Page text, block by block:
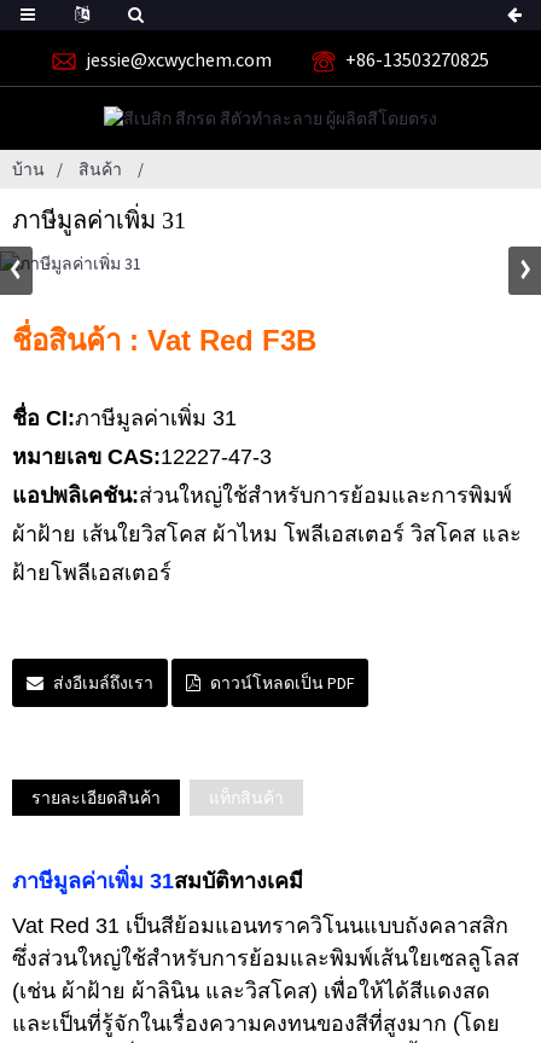
jessie@xcwychem.com +86-13503270825
บ้าน สินค้า
ภาษีมูลค่าเพิ่ม 31
ชื่อสินค้า : Vat Red F3B
ชื่อ CI:ภาษีมูลค่าเพิ่ม 31
หมายเลข CAS:12227-47-3
แอปพลิเคชัน:ส่วนใหญ่ใช้สำหรับการย้อมและการพิมพ์
ผ้าฝ้าย เส้นใยวิสโคส ผ้าไหม โพลีเอสเตอร์ วิสโคส และ
ฝ้ายโพลีเอสเตอร์
ส่งอีเมล์ถึงเรา ดาวน์โหลดเป็น PDF
รายละเอียดสินค้า แท็กสินค้า
ภาษีมูลค่าเพิ่ม 31สมบัติทางเคมี
Vat Red 31 เป็นสีย้อมแอนทราควิโนนแบบถังคลาสสิก
ซึ่งส่วนใหญ่ใช้สำหรับการย้อมและพิมพ์เส้นใยเซลลูโลส
(เช่น ผ้าฝ้าย ผ้าลินิน และวิสโคส) เพื่อให้ได้สีแดงสด
และเป็นที่รู้จักในเรื่องความคงทนของสีที่สูงมาก (โดย